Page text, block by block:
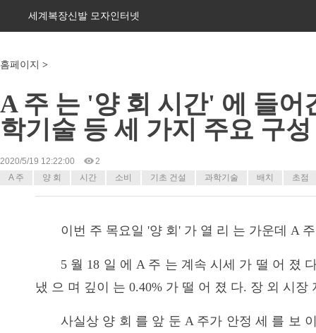
세계복장신발 모자인터넷
홈페이지 >
A 주 는 '양 회 시간' 에 들어
학기술 등 세 가지 주요 구
2020/5/19 12:22:00
2
A 주
양 회 시간 소비 기초 건설 과학기술 배치 초점
이번 주 목요일 '양 회' 가 열 리 는 가운데 A
5 월 18 일 에 A 주 는 계속 시세 가 떨 어 졌
냈 으 며 깊이 는 0.40% 가 떨 어 졌 다. 장 외 시장
사실상 양 회 를 앞 둔 A 주가 안정 세 를 보